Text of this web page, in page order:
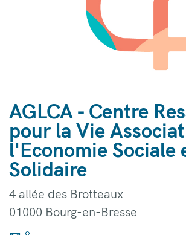
AGLCA - Centre
pour la Vie
l'Economie Sociale
Solidaire
4 allée des Brotteaux
01000 Bourg-en-Bresse